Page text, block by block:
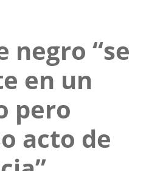
negro “se
en un
pero
acto de